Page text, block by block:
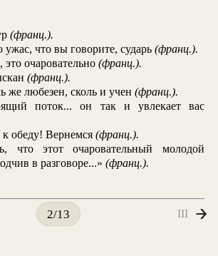
(франц.).
ужас, что вы говорите, сударь(франц.).
это очаровательно(франц.).
(франц.).
же любезен, сколь и учен(франц.).
поток... он так и увлекает вас
к обеду! Вернемся(франц.).
что этот очаровательный молодой
в разговоре...»(франц.).
2/13 III